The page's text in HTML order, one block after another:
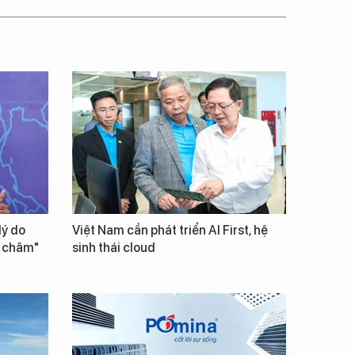
do
Việt Nam cần phát triển AI First, hệ
sinh thái cloud